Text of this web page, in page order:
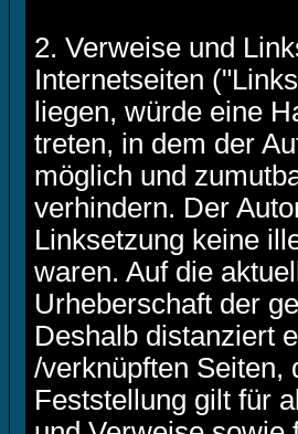
2. Verweise und
Internetseiten
liegen, würde eine
treten, in dem der
möglich und
verhindern. Der
Linksetzung keine
waren. Auf die
Urheberschaft der
Deshalb distanziert
/verknüpften Seiten,
Feststellung gilt für